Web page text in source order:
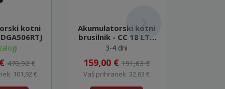
kotni
470,92 €
101,92 €
Akumulatorski kotni
brusilnik - CC 18 LTX
BL (600349840)
3-4 dni
159,00 € 191,63 €
Vaš prihranek: 32,63 €